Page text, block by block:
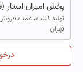
تولید کننده، عمده
تهران